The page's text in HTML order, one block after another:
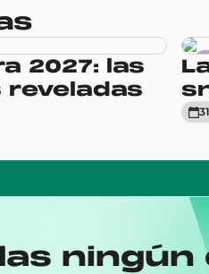
2027: las
reveladas